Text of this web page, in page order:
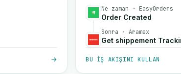
Ne zaman · EasyOrders
Order Created
Sonra · Aramex
Get shippement
BU IŞ AKIŞINI KULLAN